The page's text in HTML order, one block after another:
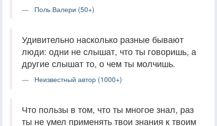
Поль Валери (50+)
Удивительно насколько разные бывают
люди: одни не слышат, что ты говоришь, а
другие слышат то, о чем ты молчишь.
Неизвестный автор (1000+)
Что пользы в том, что ты многое знал, раз
ты не умел применять твои знания к твоим